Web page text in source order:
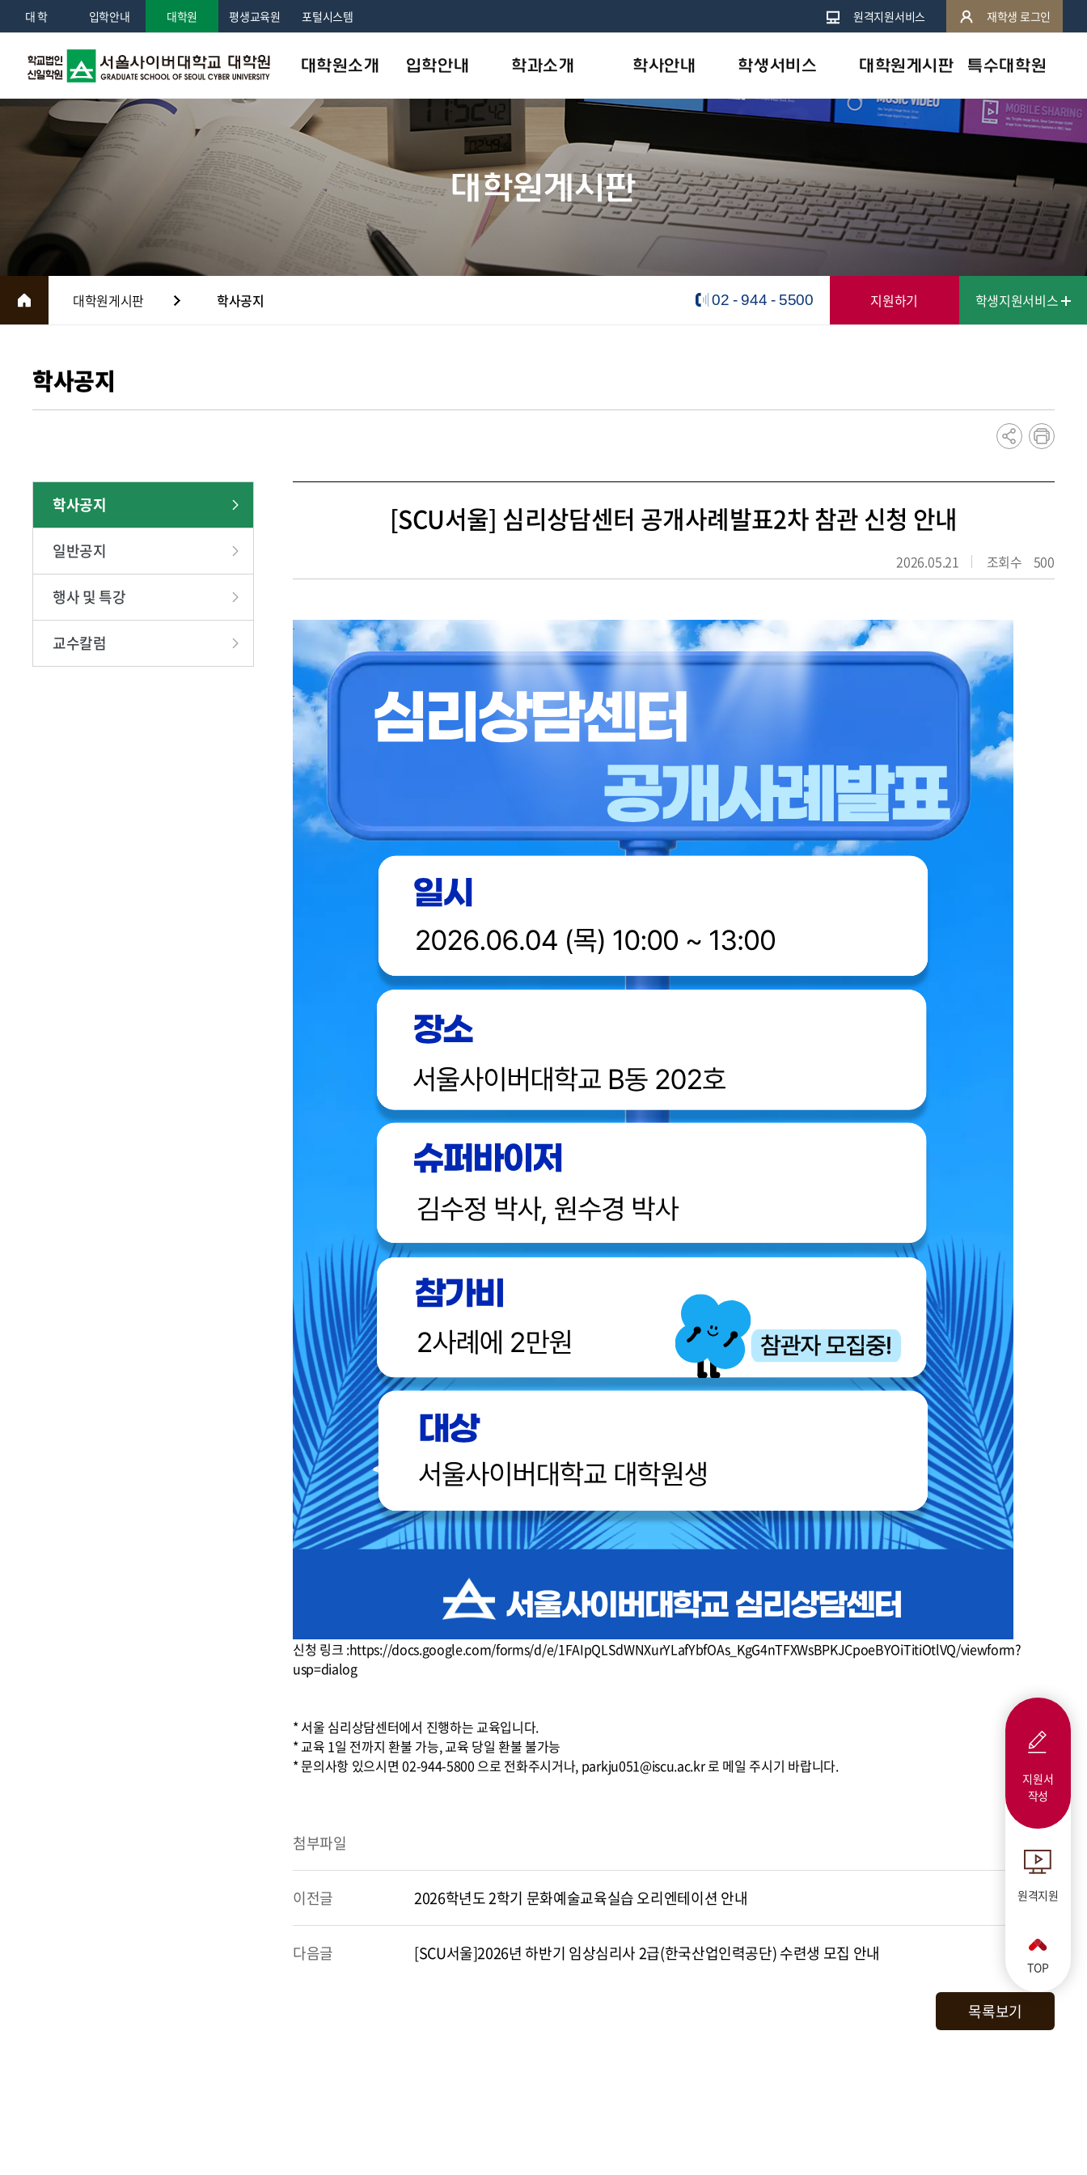
대 학 입학안내 대학원 평생교육원 포털시스템 원격지원서비스 재학생 로그인
대학원소개
인사말
학교법인소개
교육이념 및 목표
조직도
대학원연혁
국제교류
입학안내
입학상담
학과소개
사회복지학과
상담·임상심리학과
AI융합기술학과 new
음악학과 new
- 음악치료 트랙
학사안내
학사일정
학사제도
장학안내
학칙및규정
e-대학원요람
학생서비스
원격지원서비스
e-도서관
심리상담센터안내
학습도우미
인터넷증명발급
학생증 발급/인증 안내
대학원게시판
학사공지
행사 및 특강
교수칼럼
특수대학원
휴먼서비스대학원
학사안내
대학원게시판
대학원게시판 학사공지 02 - 944 - 5500 지원하기 학생지원서비스
학사공지
학사공지
일반공지
행사 및 특강
교수칼럼
[SCU서울] 심리상담센터 공개사례발표2차 참관 신청 안내
2026.05.21 조회수 500
신청 링크 :https://docs.google.com/forms/d/e/1FAIpQLSdWNXurYLafYbfOAs_KgG4nTFXWsBPKJCpoeBYOiTitiOtlVQ/viewform?
usp=dialog
* 서울 심리상담센터에서 진행하는 교육입니다.
* 교육 1일 전까지 환불 가능, 교육 당일 환불 불가능
* 문의사항 있으시면 02-944-5800 으로 전화주시거나, parkju051@iscu.ac.kr 로 메일 주시기 바랍니다.
첨부파일
이전글 2026학년도 2학기 문화예술교육실습 오리엔테이션 안내
다음글 [SCU서울]2026년 하반기 임상심리사 2급(한국산업인력공단) 수련생 모집 안내
목록보기
지원서
작성
원격지원
TOP